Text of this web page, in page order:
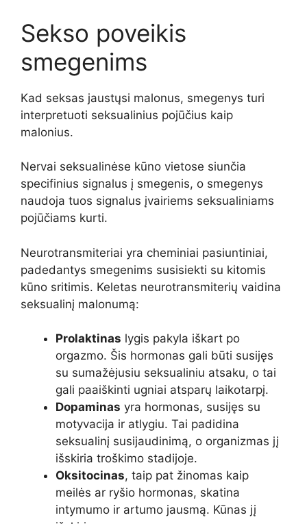
Sekso poveikis
smegenims
Kad seksas jaustųsi malonus, smegenys turi
interpretuoti seksualinius pojūčius kaip
malonius.
Nervai seksualinėse kūno vietose siunčia
specifinius signalus į smegenis, o smegenys
naudoja tuos signalus įvairiems seksualiniams
pojūčiams kurti.
Neurotransmiteriai yra cheminiai pasiuntiniai,
padedantys smegenims susisiekti su kitomis
kūno sritimis. Keletas neurotransmiterių vaidina
seksualinį malonumą:
Prolaktinas lygis pakyla iškart po
orgazmo. Šis hormonas gali būti susijęs
su sumažėjusiu seksualiniu atsaku, o tai
gali paaiškinti ugniai atsparų laikotarpį.
Dopaminas yra hormonas, susijęs su
motyvacija ir atlygiu. Tai padidina
seksualinį susijaudinimą, o organizmas jį
išskiria troškimo stadijoje.
Oksitocinas, taip pat žinomas kaip
meilės ar ryšio hormonas, skatina
intymumo ir artumo jausmą. Kūnas jį